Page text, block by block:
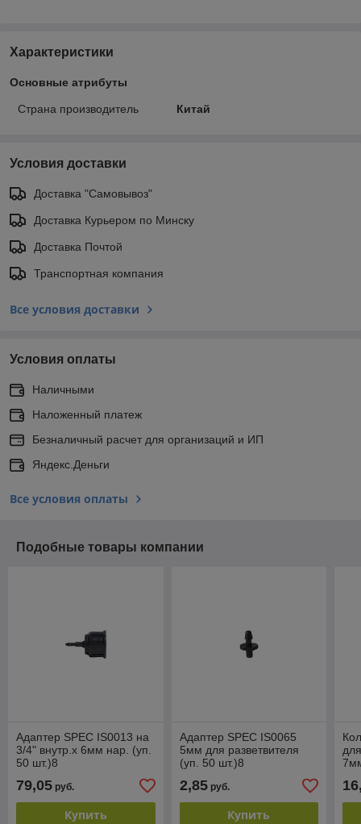
Характеристики
Основные атрибуты
Страна производитель Китай
Условия доставки
Доставка "Самовывоз"
Доставка Курьером по Минску
Доставка Почтой
Транспортная компания
Все условия доставки
Условия оплаты
Наличными
Наложенный платеж
Безналичный расчет для организаций и ИП
Яндекс.Деньги
Все условия оплаты
Подобные товары компании
Адаптер SPEC IS0013 на
3/4" внутр.x 6мм нар. (уп.
50 шт.)8
79,05 руб.
Купить
Адаптер SPEC IS0065
5мм для разветвителя
(уп. 50 шт.)8
2,85руб.
Купить